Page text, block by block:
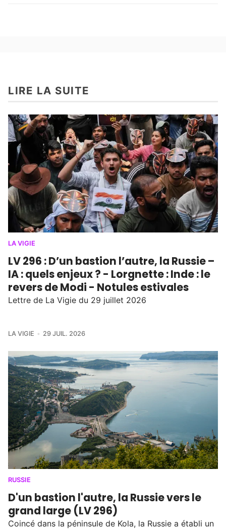
LIRE LA SUITE
LA VIGIE
LV 296 : D’un bastion l’autre, la Russie –
IA : quels enjeux ? - Lorgnette : Inde : le
revers de Modi - Notules estivales
Lettre de La Vigie du 29 juillet 2026
LA VIGIE 29 JUIL. 2026
RUSSIE
D'un bastion l'autre, la Russie vers le
grand large (LV 296)
Coincé dans la péninsule de Kola, la Russie a établi un